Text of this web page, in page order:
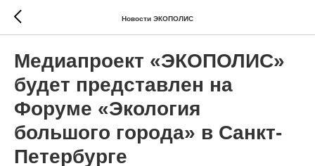
Новости ЭКОПОЛИС
Медиапроект «ЭКОПОЛИС»
будет представлен на
Форуме «Экология
большого города» в Санкт-
Петербурге